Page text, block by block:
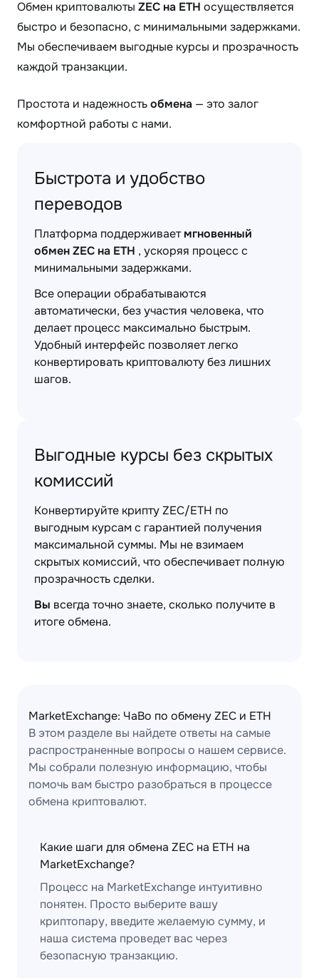
Обмен криптовалюты ZEC на ETH осуществляется
быстро и безопасно, с минимальными задержками.
Мы обеспечиваем выгодные курсы и прозрачность
каждой транзакции.
Простота и надежностьобмена — это залог
комфортной работы с нами.
Быстрота и удобство
переводов
Платформа поддерживаетмгновенный
обмен ZEC на ETH , ускоряя процесс с
минимальными задержками.
Все операции обрабатываются
автоматически, без участия человека, что
делает процесс максимально быстрым.
Удобный интерфейс позволяет легко
конвертировать криптовалюту без лишних
шагов.
Выгодные курсы без скрытых
комиссий
Конвертируйте крипту ZEC/ETH по
выгодным курсам с гарантией получения
максимальной суммы. Мы не взимаем
скрытых комиссий, что обеспечивает полную
прозрачность сделки.
Вы всегда точно знаете, сколько получите в
итоге обмена.
MarketExchange: ЧаВо по обмену ZEC и ETH
В этом разделе вы найдете ответы на самые
распространенные вопросы о нашем сервисе.
Мы собрали полезную информацию, чтобы
помочь вам быстро разобраться в процессе
обмена криптовалют.
Какие шаги для обмена ZEC на ETH на
MarketExchange?
Процесс на MarketExchange интуитивно
понятен. Просто выберите вашу
криптопару, введите желаемую сумму, и
наша система проведет вас через
безопасную транзакцию.